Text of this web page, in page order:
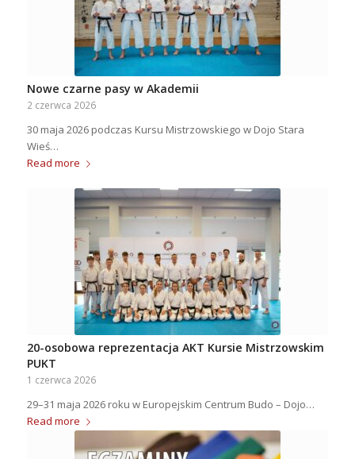
Nowe czarne pasy w Akademii
2 czerwca 2026
30 maja 2026 podczas Kursu Mistrzowskiego w Dojo Stara
Wieś…
Read more
20-osobowa reprezentacja AKT Kursie Mistrzowskim
PUKT
1 czerwca 2026
29–31 maja 2026 roku w Europejskim Centrum Budo – Dojo…
Read more